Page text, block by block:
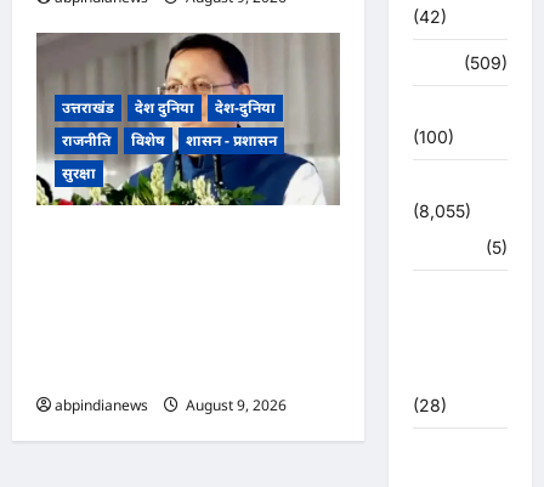
उत्तराखंड देश दुनिया
देश-दुनिया
राजनीति
विशेष
शासन - प्रशासन
सुरक्षा
abpindianews August 9, 2026
(42)
(509)
(100)
(8,055)
(5)
(28)